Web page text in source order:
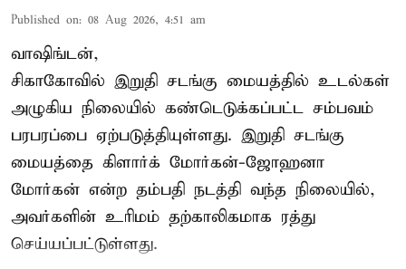
Published on: 08 Aug 2026, 4:51 am
வாஷிங்டன்,
சிகாகோவில் இறுதி சடங்கு மையத்தில் உடல்கள்
அழுகிய நிலையில் கண்டெடுக்கப்பட்ட சம்பவம்
பரபரப்பை ஏற்படுத்தியுள்ளது. இறுதி சடங்கு
மையத்தை கிளார்க் மோர்கன்-ஜோஹனா
மோர்கன் என்ற தம்பதி நடத்தி வந்த நிலையில்,
அவர்களின் உரிமம் தற்காலிகமாக ரத்து
செய்யப்பட்டுள்ளது.